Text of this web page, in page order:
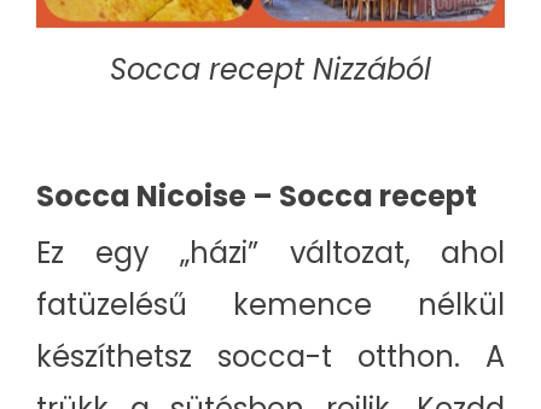
Socca recept Nizzából
Socca Nicoise – Socca recept
Ez egy „házi” változat, ahol
fatüzelésű kemence nélkül
készíthetsz socca-t otthon. A